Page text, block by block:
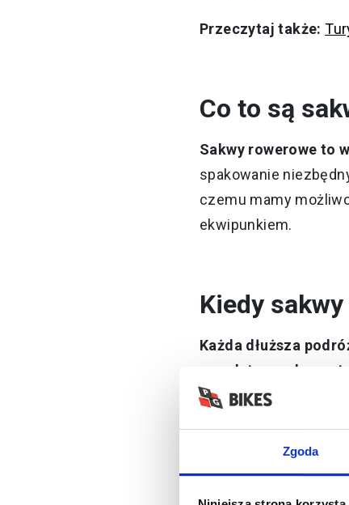
Zgoda
Przeczytaj także:
Co to są
Sakwy rowerowe to
spakowanie
czemu mamy
ekwipunkiem.
Kiedy
Każda dłuższa
przydatnym
rzeczy. Podobnie z
Co ciekawe, sakwy